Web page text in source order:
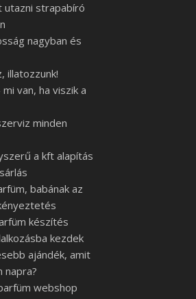
utazni strapabíró
nagyban és
illatozzunk!
van, ha viszik a
minden
a kft alapítás
babának az
készítés
kezdek
ajándék, amit
napra?
webshop